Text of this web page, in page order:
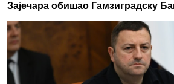
Зајечара обишао Гамзиградску